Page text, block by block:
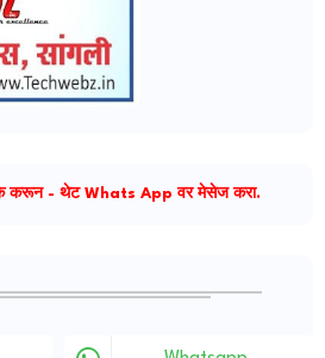
करून - थेट Whats App वर मेसेज करा.